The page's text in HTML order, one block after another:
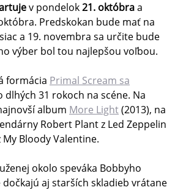
v pondelok21. októbraa
Predskokan bude mať na
a 19. novembra sa určite bude
výber bol tou najlepšou voľbou.
formácia Primal Scream sa
dlhých 31 rokoch na scéne. Na
album More Light(2013), na
Robert Plant z Led Zeppelin
My Bloody Valentine.
okolo speváka Bobbyho
aj starších skladieb vrátane